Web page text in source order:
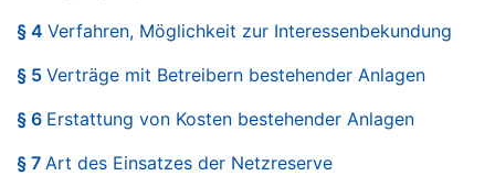
§ 4 Verfahren, Möglichkeit zur Interessenbekundung
§ 5 Verträge mit Betreibern bestehender Anlagen
§ 6 Erstattung von Kosten bestehender Anlagen
§ 7 Art des Einsatzes der Netzreserve